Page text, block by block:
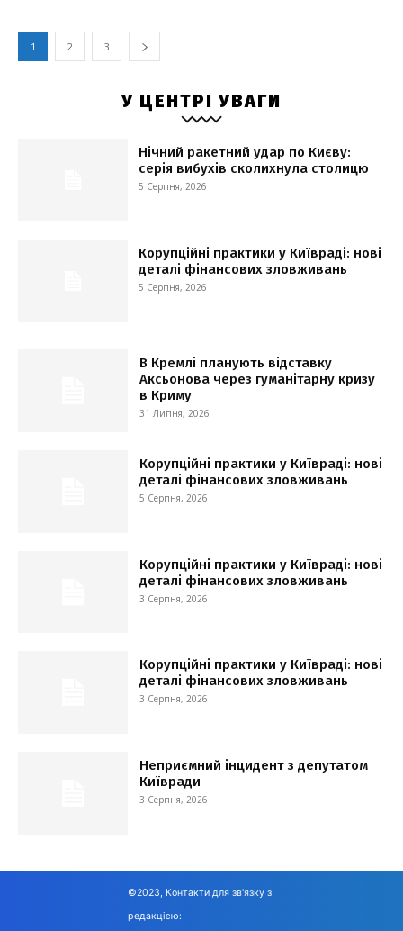
1 2 3
У ЦЕНТРІ УВАГИ
Нічний ракетний удар по Києву:
серія вибухів сколихнула столицю
5 Серпня, 2026
Корупційні практики у Київраді: нові
деталі фінансових зловживань
5 Серпня, 2026
В Кремлі планують відставку
Аксьонова через гуманітарну кризу
в Криму
31 Липня, 2026
Корупційні практики у Київраді: нові
деталі фінансових зловживань
5 Серпня, 2026
Корупційні практики у Київраді: нові
деталі фінансових зловживань
3 Серпня, 2026
Корупційні практики у Київраді: нові
деталі фінансових зловживань
3 Серпня, 2026
Неприємний інцидент з депутатом
Київради
3 Серпня, 2026
©2023, Контакти для зв'язку з
редакцією: